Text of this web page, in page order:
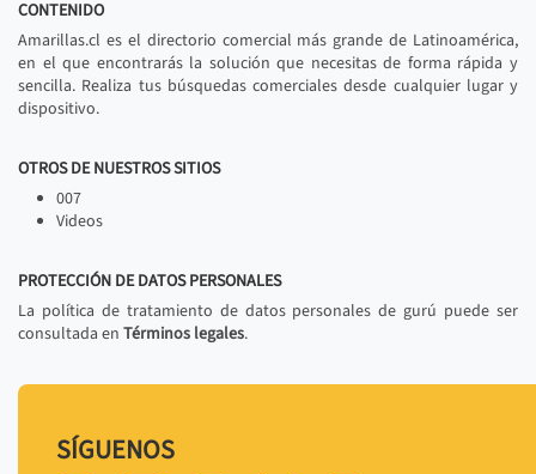
CONTENIDO
Amarillas.cl es el directorio comercial más grande de Latinoamérica,
en el que encontrarás la solución que necesitas de forma rápida y
sencilla. Realiza tus búsquedas comerciales desde cualquier lugar y
dispositivo.
OTROS DE NUESTROS SITIOS
007
Videos
PROTECCIÓN DE DATOS PERSONALES
La política de tratamiento de datos personales de gurú puede ser
consultada en Términos legales.
SÍGUENOS